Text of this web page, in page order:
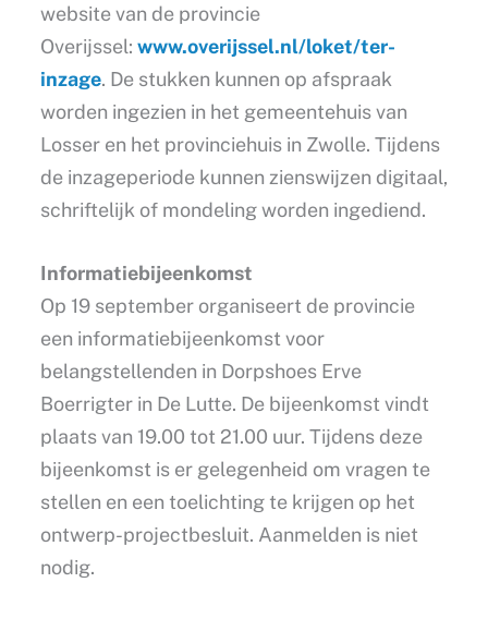
website van de provincie
Overijssel: www.overijssel.nl/loket/ter-
inzage. De stukken kunnen op afspraak
worden ingezien in het gemeentehuis van
Losser en het provinciehuis in Zwolle. Tijdens
de inzageperiode kunnen zienswijzen digitaal,
schriftelijk of mondeling worden ingediend.
Informatiebijeenkomst
Op 19 september organiseert de provincie
een informatiebijeenkomst voor
belangstellenden in Dorpshoes Erve
Boerrigter in De Lutte. De bijeenkomst vindt
plaats van 19.00 tot 21.00 uur. Tijdens deze
bijeenkomst is er gelegenheid om vragen te
stellen en een toelichting te krijgen op het
ontwerp-projectbesluit. Aanmelden is niet
nodig.